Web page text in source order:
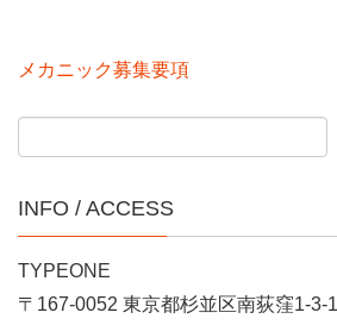
メカニック募集要項
INFO / ACCESS
TYPEONE
〒167-0052 東京都杉並区南荻窪1-3-